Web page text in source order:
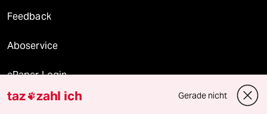
Feedback
Aboservice
ePaper Login
Downloads für Abonnierende
taz zahl ich Gerade nicht